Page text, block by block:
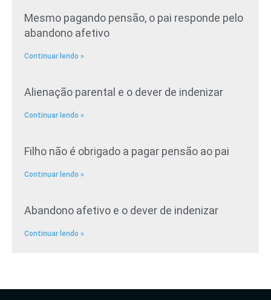
Mesmo pagando pensão, o pai responde pelo
abandono afetivo
Continuar lendo »
Alienação parental e o dever de indenizar
Continuar lendo »
Filho não é obrigado a pagar pensão ao pai
Continuar lendo »
Abandono afetivo e o dever de indenizar
Continuar lendo »